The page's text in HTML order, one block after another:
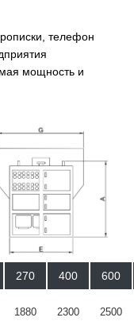
телефон
мощность и
270 400 600
1880 2300 2500